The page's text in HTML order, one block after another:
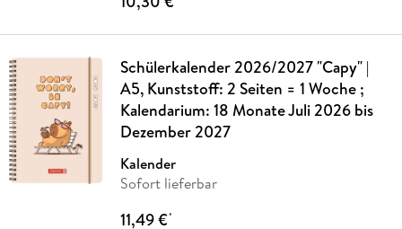
Schülerkalender 2026/2027 "Capy" |
A5, Kunststoff: 2 Seiten = 1 Woche ;
Kalendarium: 18 Monate Juli 2026 bis
Dezember 2027
Kalender
Sofort lieferbar
11,49 €*